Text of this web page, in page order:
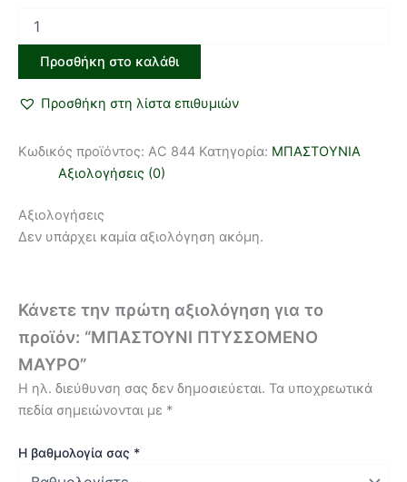
Προσθήκη στο καλάθι
Προσθήκη στη λίστα επιθυμιών
Κωδικός προϊόντος: AC 844 Κατηγορία: ΜΠΑΣΤΟΥΝΙΑ
Αξιολογήσεις (0)
Αξιολογήσεις
Δεν υπάρχει καμία αξιολόγηση ακόμη.
Κάνετε την πρώτη αξιολόγηση για το
προϊόν: “ΜΠΑΣΤΟΥΝΙ ΠΤΥΣΣΟΜΕΝΟ
ΜΑΥΡΟ”
Η ηλ. διεύθυνση σας δεν δημοσιεύεται. Τα υποχρεωτικά
πεδία σημειώνονται με *
Η βαθμολογία σας *